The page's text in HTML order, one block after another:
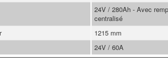
24V / 280Ah - Avec
centralisé
1215 mm
24V / 60A